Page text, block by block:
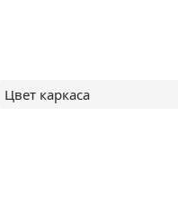
Цвет каркаса